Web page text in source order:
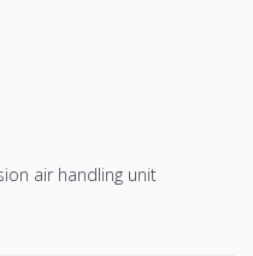
air handling unit